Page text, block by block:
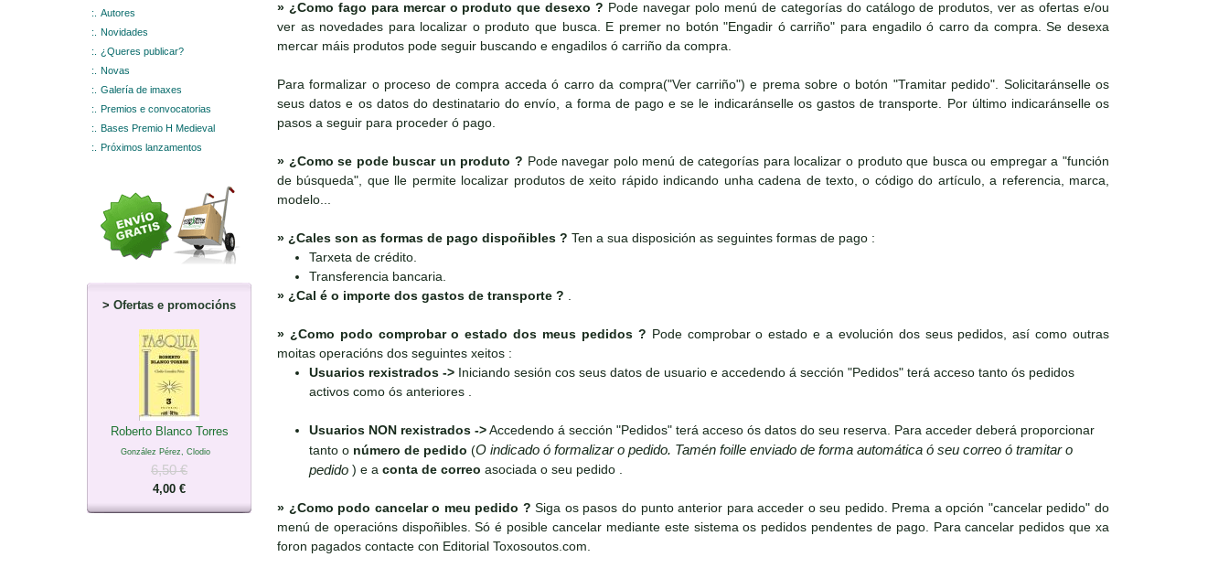
:.
Autores
:.
Novidades
:.
¿Queres publicar?
:.
Novas
:.
Galería de imaxes
:.
Premios e convocatorias
:.
Bases Premio H Medieval
:.
Próximos lanzamentos
> Ofertas e promocións
Roberto Blanco Torres
González Pérez, Clodio
6,50 €
4,00 €
» ¿Como fago para mercar o produto que desexo ? Pode navegar polo menú de categorías do catálogo de produtos, ver as ofertas e/ou
ver as novedades para localizar o produto que busca. E premer no botón "Engadir ó carriño" para engadilo ó carro da compra. Se desexa
mercar máis produtos pode seguir buscando e engadilos ó carriño da compra.
Para formalizar o proceso de compra acceda ó carro da compra("Ver carriño") e prema sobre o botón "Tramitar pedido". Solicitaránselle os
seus datos e os datos do destinatario do envío, a forma de pago e se le indicaránselle os gastos de transporte. Por último indicaránselle os
pasos a seguir para proceder ó pago.
» ¿Como se pode buscar un produto ? Pode navegar polo menú de categorías para localizar o produto que busca ou empregar a "función
de búsqueda", que lle permite localizar produtos de xeito rápido indicando unha cadena de texto, o código do artículo, a referencia, marca,
modelo...
» ¿Cales son as formas de pago dispoñibles ? Ten a sua disposición as seguintes formas de pago :
Tarxeta de crédito.
Transferencia bancaria.
» ¿Cal é o importe dos gastos de transporte ?
» ¿Como podo comprobar o estado dos meus pedidos ? Pode comprobar o estado e a evolución dos seus pedidos, así como outras
moitas operacións dos seguintes xeitos :
Usuarios rexistrados -> Iniciando sesión cos seus datos de usuario e accedendo á sección "Pedidos" terá acceso tanto ós pedidos
activos como ós anteriores .
Usuarios NON rexistrados ->Accedendo á sección "Pedidos" terá acceso ós datos do seu reserva. Para acceder deberá proporcionar
tanto o número de pedido (O indicado ó formalizar o pedido. Tamén foille enviado de forma automática ó seu correo ó tramitar o
pedido ) e a conta de correo asociada o seu pedido .
» ¿Como podo cancelar o meu pedido ? Siga os pasos do punto anterior para acceder o seu pedido. Prema a opción "cancelar pedido" do
menú de operacións dispoñibles. Só é posible cancelar mediante este sistema os pedidos pendentes de pago. Para cancelar pedidos que xa
foron pagados contacte con Editorial Toxosoutos.com.